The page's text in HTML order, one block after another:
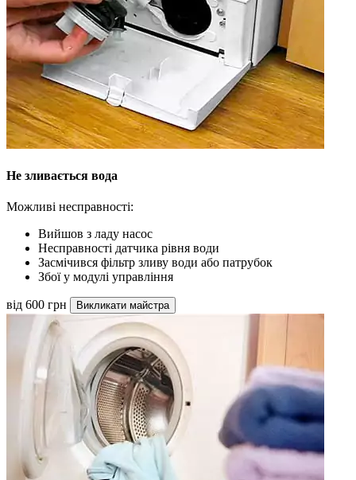
Не зливається вода
Можливі несправності:
Вийшов з ладу насос
Несправності датчика рівня води
Засмічився фільтр зливу води або патрубок
Збої у модулі управління
від 600 грн Викликати майстра